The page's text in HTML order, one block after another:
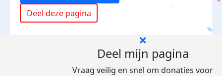
Deel deze pagina
Deel mijn pagina
Vraag veilig en snel om donaties voor